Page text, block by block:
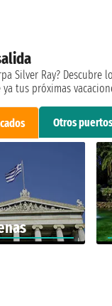
Silver Ray? Descubre
tus próximas
Otros puertos